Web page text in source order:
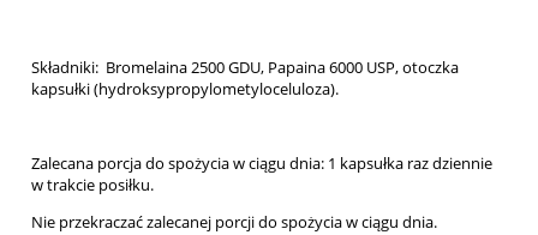
Składniki: Bromelaina 2500 GDU, Papaina 6000 USP, otoczka
kapsułki (hydroksypropylometyloceluloza).
Zalecana porcja do spożycia w ciągu dnia: 1 kapsułka raz dziennie
w trakcie posiłku.
Nie przekraczać zalecanej porcji do spożycia w ciągu dnia.